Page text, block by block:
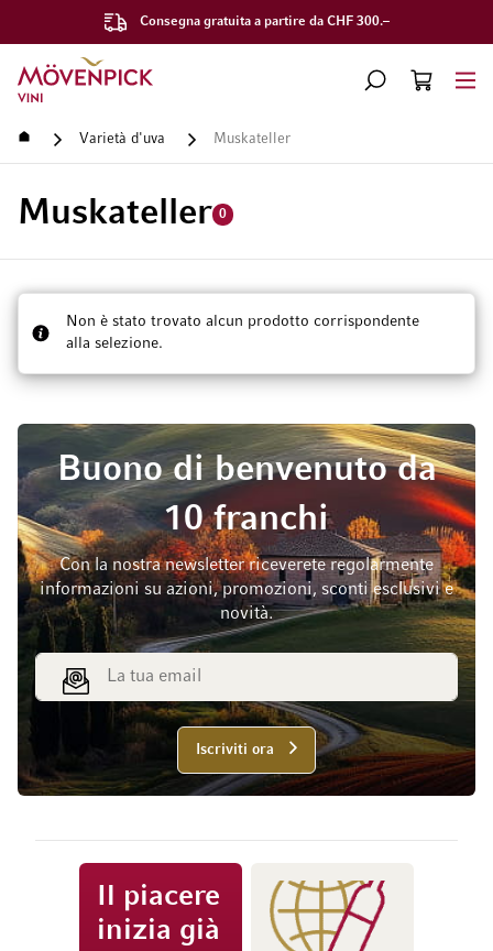
Consegna gratuita a partire da CHF 300.–
Vai alla Home Page
CERCA
CART
Home Varietà d'uva Muskateller
Muskateller 0
Non è stato trovato alcun prodotto corrispondente
alla selezione.
Buono di benvenuto da
10 franchi
Con la nostra newsletter riceverete regolarmente
informazioni su azioni, promozioni, sconti esclusivi e
novità.
Indirizzo email
Iscriviti ora
Il piacere
inizia già